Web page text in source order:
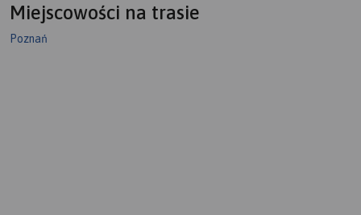
Miejscowości na trasie
Poznań